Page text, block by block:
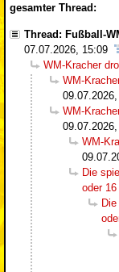
gesamter Thread:
Thread: Fußball-
07.07.2026, 15:09
WM-Kracher
WM-
WM-
WM-
Die
oder 16